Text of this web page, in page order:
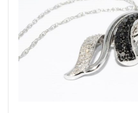
יהלמים
שחורים
30